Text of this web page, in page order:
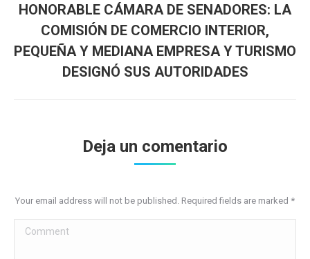
Next
post:
HONORABLE CÁMARA DE SENADORES: LA
COMISIÓN DE COMERCIO INTERIOR,
PEQUEÑA Y MEDIANA EMPRESA Y TURISMO
DESIGNÓ SUS AUTORIDADES
Deja un comentario
Your email address will not be published. Required fields are marked *
Comment